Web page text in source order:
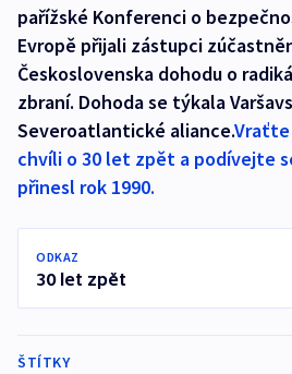
pařížské Konferenci o
Evropě přijali zástupci
Československa dohodu o
zbraní. Dohoda se týkala
Severoatlantické aliance.Vraťte
chvíli o 30 let zpět a podívejte
přinesl rok 1990.
ODKAZ
30 let zpět
ŠTÍTKY